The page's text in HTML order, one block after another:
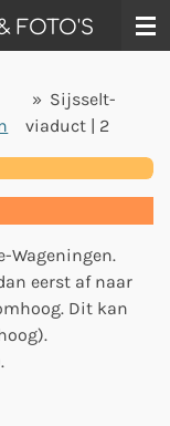
FOTO'S
» Sijsselt-
viaduct | 2
Wageningen.
eerst af naar
Dit kan